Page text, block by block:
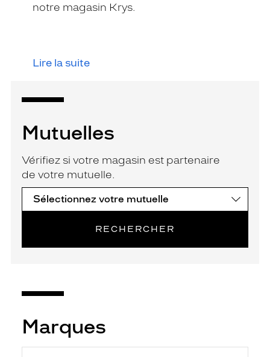
notre magasin Krys.
Lire la suite
Mutuelles
Vérifiez si votre magasin est partenaire
de votre mutuelle.
RECHERCHER
Marques